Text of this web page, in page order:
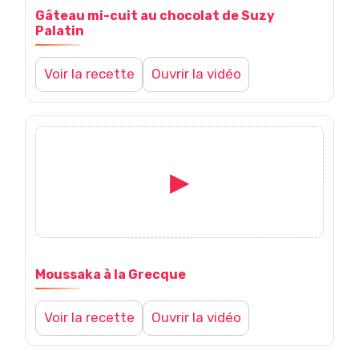
a
R
i
o
Gâteau mi-cuit au chocolat de Suzy
Palatin
Voir la recette Ouvrir la vidéo
o
i
r
▶
Moussaka à la Grecque
Voir la recette Ouvrir la vidéo